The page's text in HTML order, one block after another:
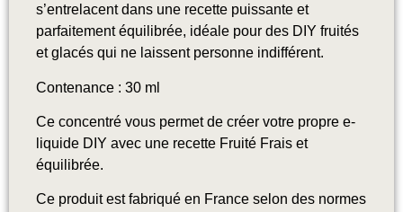
s’entrelacent dans une recette puissante et
parfaitement équilibrée, idéale pour des DIY fruités
et glacés qui ne laissent personne indifférent.
Contenance : 30 ml
Ce concentré vous permet de créer votre propre e-
liquide DIY avec une recette Fruité Frais et
équilibrée.
Ce produit est fabriqué en France selon des normes